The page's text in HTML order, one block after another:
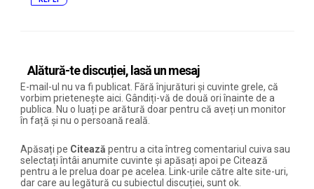
Alătură-te discuției, lasă un mesaj
E-mail-ul nu va fi publicat. Fără înjurături și cuvinte grele, că
vorbim prietenește aici. Gândiți-vă de două ori înainte de a
publica. Nu o luați pe arătură doar pentru că aveți un monitor
în față și nu o persoană reală.
Apăsați pe Citează pentru a cita întreg comentariul cuiva sau
selectați întâi anumite cuvinte și apăsați apoi pe Citează
pentru a le prelua doar pe acelea. Link-urile către alte site-uri,
dar care au legătură cu subiectul discuției, sunt ok.